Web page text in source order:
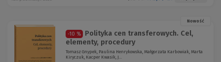
Nowość
-10 %
Polityka cen transferowych. Cel,
elementy, procedury
Tomasz Gnypek, Paulina Henrykowska, Małgorzata Karbowiak, Marta
Kiryczuk, Kacper Kwasik, J...